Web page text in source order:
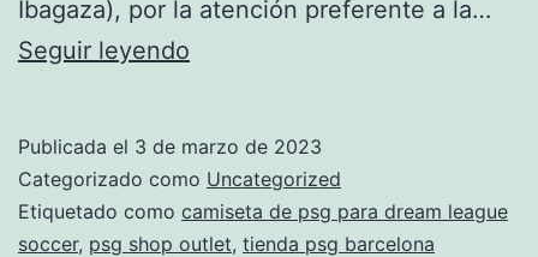
Ibagaza), por la atención preferente a la…
Seguir leyendo
2019
Publicada el 3 de marzo de 2023
Categorizado como Uncategorized
Etiquetado como camiseta de psg para dream league
soccer, psg shop outlet, tienda psg barcelona